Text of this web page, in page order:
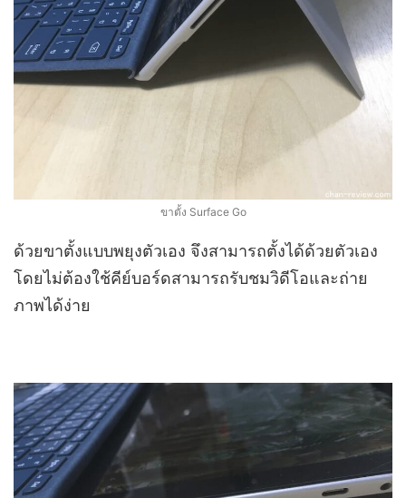
ขาตั้ง Surface Go
ด้วยขาตั้งแบบพยุงตัวเอง จึงสามารถตั้งได้ด้วยตัวเอง
โดยไม่ต้องใช้คีย์บอร์ดสามารถรับชมวิดีโอและถ่าย
ภาพได้ง่าย